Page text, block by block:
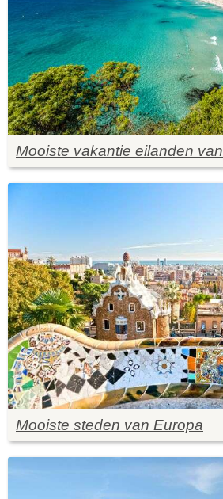
Mooiste vakantie eilanden
Mooiste steden van Europa